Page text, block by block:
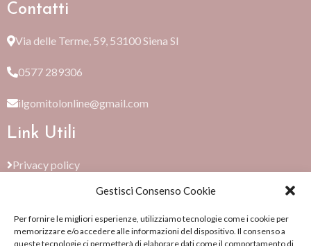
Gestisci Consenso Cookie
Per fornire le migliori esperienze, utilizziamo tecnologie come i cookie per
memorizzare e/o accedere alle informazioni del dispositivo. Il consenso a
queste tecnologie ci permetterà di elaborare dati come il comportamento di
Contatti
Via delle Terme, 59, 53100 Siena SI
0577 289306
ilgomitolonline@gmail.com
Link Utili
Privacy policy
Cookie Policy (EU)
Termini e condizioni